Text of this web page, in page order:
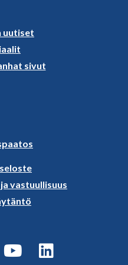
uutiset
sivut
vastuullisuus